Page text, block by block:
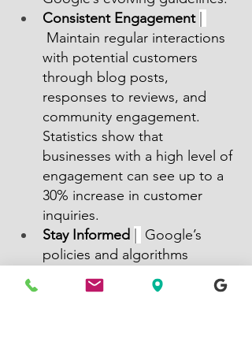
Consistent Engagement |
Maintain regular interactions
with potential customers
through blog posts,
responses to reviews, and
community engagement.
Statistics show that
businesses with a high level of
engagement can see up to a
30% increase in customer
inquiries.
Stay Informed | Google’s
policies and algorithms
frequently change. Staying
updated can help you ensure